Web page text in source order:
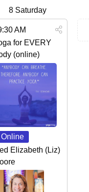
8 Saturday
AM
for EVERY
(online)
Online
Elizabeth (Liz)